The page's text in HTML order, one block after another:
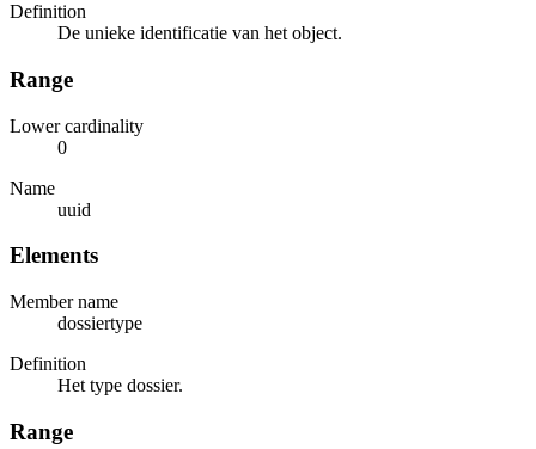
Definition
De unieke identificatie van het object.
Range
Lower cardinality
0
Name
uuid
Elements
Member name
dossiertype
Definition
Het type dossier.
Range